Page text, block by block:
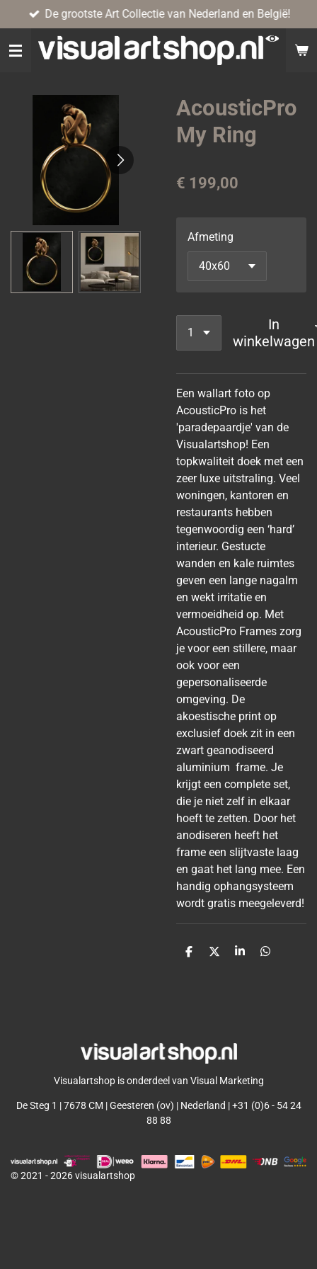
direct
naar
De grootste Art Collectie van Nederland en België!
AcousticPro
My Ring
€ 199,00
Afmeting
In
winkelwagen
Een wallart foto op
AcousticPro is het
'paradepaardje' van de
Visualartshop! Een
topkwaliteit doek met een
zeer luxe uitstraling. Veel
woningen, kantoren en
restaurants hebben
tegenwoordig een ‘hard’
interieur. Gestucte
wanden en kale ruimtes
geven een lange nagalm
en wekt irritatie en
vermoeidheid op. Met
AcousticPro Frames zorg
je voor een stillere, maar
ook voor een
gepersonaliseerde
omgeving. De
akoestische print op
exclusief doek zit in een
zwart geanodiseerd
aluminium frame. Je
krijgt een complete set,
die je niet zelf in elkaar
hoeft te zetten. Door het
anodiseren heeft het
frame een slijtvaste laag
en gaat het lang mee. Een
handig ophangsysteem
wordt gratis meegeleverd!
D
D
S
D
Visualartshop is onderdeel van Visual Marketing
De Steg 1 | 7678 CM | Geesteren (ov) | Nederland | +31 (0)6 - 54 24
88 88
© 2021 - 2026 visualartshop